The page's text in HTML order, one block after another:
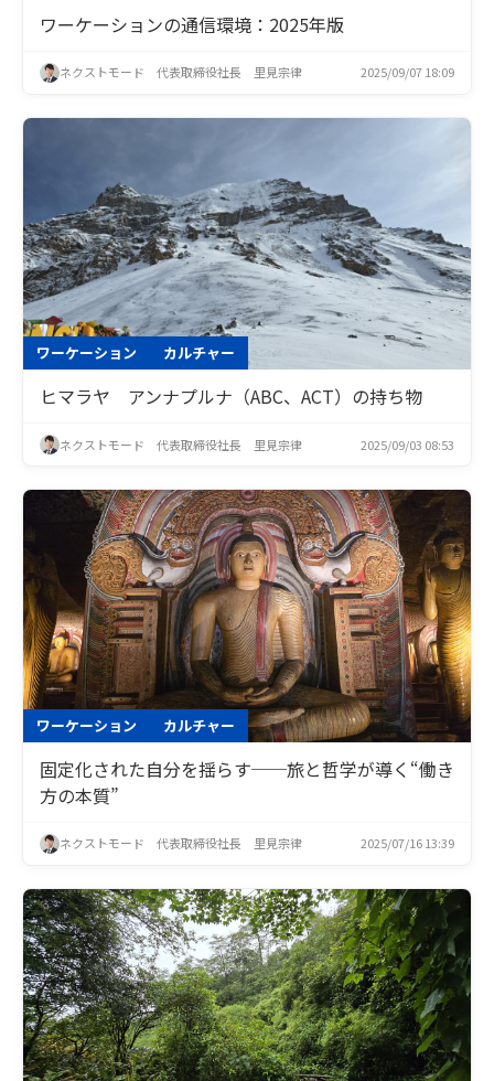
ワーケーションの通信環境：2025年版
ネクストモード 代表取締役社長 里見宗律 2025/09/07 18:09
ワーケーション カルチャー
ヒマラヤ アンナプルナ（ABC、ACT）の持ち物
ネクストモード 代表取締役社長 里見宗律 2025/09/03 08:53
ワーケーション カルチャー
固定化された自分を揺らす──旅と哲学が導く“働き
方の本質”
ネクストモード 代表取締役社長 里見宗律 2025/07/16 13:39